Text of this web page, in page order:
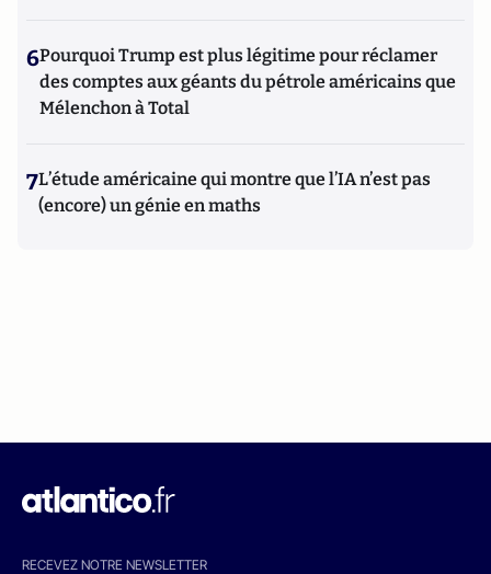
6Pourquoi Trump est plus légitime pour réclamer
des comptes aux géants du pétrole américains que
Mélenchon à Total
7L’étude américaine qui montre que l’IA n’est pas
(encore) un génie en maths
RECEVEZ NOTRE NEWSLETTER